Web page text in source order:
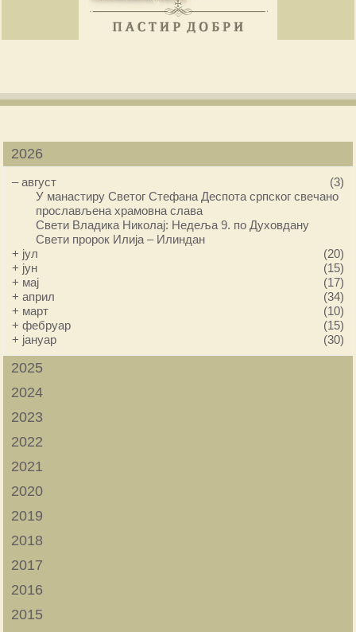
2026
–август
(3)
У манастиру Светог Стефана Деспота српског свечано
прослављена храмовна слава
Свети Владика Николај: Недеља 9. по Духовдану
Свети пророк Илија – Илиндан
+ јул
(20)
+ јун
(15)
+ мај
(17)
+април
(34)
+ март
(10)
+фебруар
(15)
+ јануар (30)
2025
2024
2023
2022
2021
2020
2019
2018
2017
2016
2015